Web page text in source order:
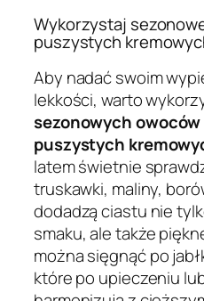
Wykorzystaj
puszystych
Aby nadać swoim
lekkości, warto
sezonowych
puszystych
latem świetnie
truskawki, maliny,
dodadzą ciastu nie
smaku, ale także
można sięgnąć po
które po upieczeniu